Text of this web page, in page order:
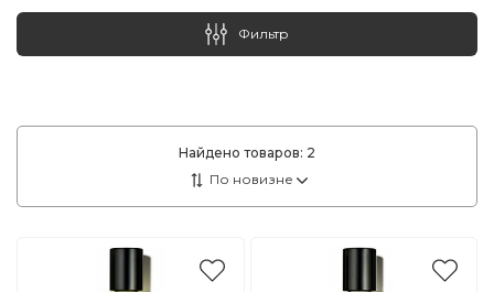
Найдено товаров: 2
Фильтр